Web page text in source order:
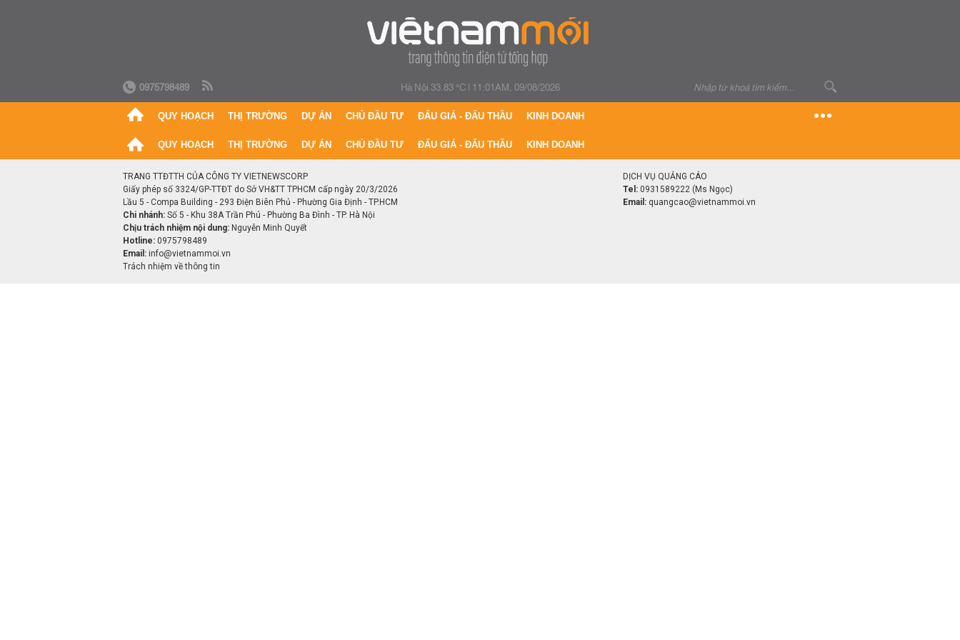
0975798489 Hà Nội 33.83 °C| 11:01AM, 09/08/2026
QUY HOẠCH THỊ TRƯỜNG DỰ ÁN CHỦ ĐẦU TƯ ĐẤU GIÁ - ĐẤU THẦU KINH DOANH
QUY HOẠCH THỊ TRƯỜNG DỰ ÁN CHỦ ĐẦU TƯ ĐẤU GIÁ - ĐẤU THẦU KINH DOANH
TRANG TTĐTTH CỦA CÔNG TY VIETNEWSCORP
Giấy phép số 3324/GP-TTĐT do Sở VH&TT TPHCM cấp ngày 20/3/2026
Lầu 5 - Compa Building - 293 Điện Biên Phủ - Phường Gia Định - TP.HCM
Chi nhánh: Số 5 - Khu 38A Trần Phú - Phường Ba Đình - TP. Hà Nội
Chịu trách nhiệm nội dung: Nguyễn Minh Quyết
Hotline: 0975798489
Email: info@vietnammoi.vn
Trách nhiệm về thông tin
DỊCH VỤ QUẢNG CÁO
Tel: 0931589222 (Ms Ngọc)
Email: quangcao@vietnammoi.vn